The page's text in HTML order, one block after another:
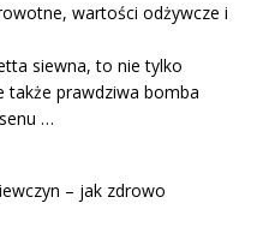
wartości odżywcze i
siewna, to nie tylko
także prawdziwa bomba
…
– jak zdrowo